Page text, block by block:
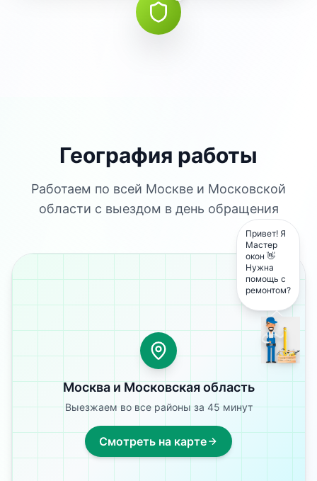
География работы
Работаем по всей Москве и Московской
области с выездом в день обращения
Москва и Московская область
Выезжаем во все районы за 45 минут
Смотреть на карте
Привет! Я
Мастер
окон 👋
Нужна
помощь с
ремонтом?